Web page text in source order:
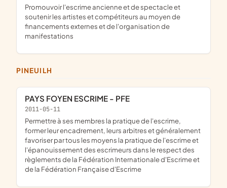
promouvoir l'escrime ancienne et de spectacle et
soutenir les artistes et compétiteurs au moyen de
financements externes et de l'organisation de
manifestations
PINEUILH
PAYS FOYEN ESCRIME - PFE
2011-05-11
permettre à ses membres la pratique de l'escrime,
former leur encadrement, leurs arbitres et généralement
favoriser par tous les moyens la pratique de l'escrime et
l'épanouissement des escrimeurs dans le respect des
règlements de la Fédération Internationale d'Escrime et
de la Fédération Française d'Escrime